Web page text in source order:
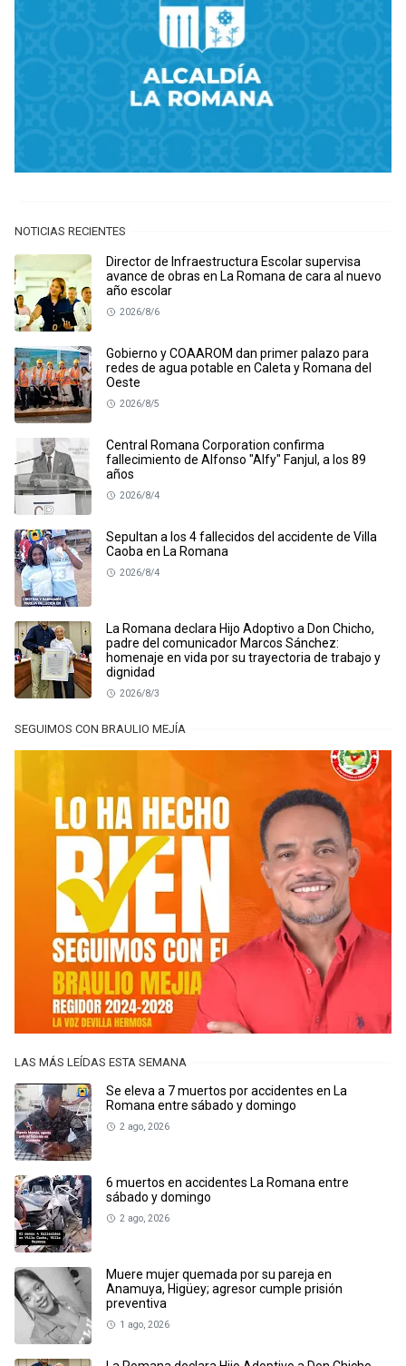
NOTICIAS RECIENTES
Director de Infraestructura Escolar supervisa
avance de obras en La Romana de cara al nuevo
año escolar
2026/8/6
Gobierno y COAAROM dan primer palazo para
redes de agua potable en Caleta y Romana del
Oeste
2026/8/5
Central Romana Corporation confirma
fallecimiento de Alfonso "Alfy" Fanjul, a los 89
años
2026/8/4
Sepultan a los 4 fallecidos del accidente de Villa
Caoba en La Romana
2026/8/4
La Romana declara Hijo Adoptivo a Don Chicho,
padre del comunicador Marcos Sánchez:
homenaje en vida por su trayectoria de trabajo y
dignidad
2026/8/3
SEGUIMOS CON BRAULIO MEJÍA
LAS MÁS LEÍDAS ESTA SEMANA
Se eleva a 7 muertos por accidentes en La
Romana entre sábado y domingo
2 ago, 2026
6 muertos en accidentes La Romana entre
sábado y domingo
2 ago, 2026
Muere mujer quemada por su pareja en
Anamuya, Higüey; agresor cumple prisión
preventiva
1 ago, 2026